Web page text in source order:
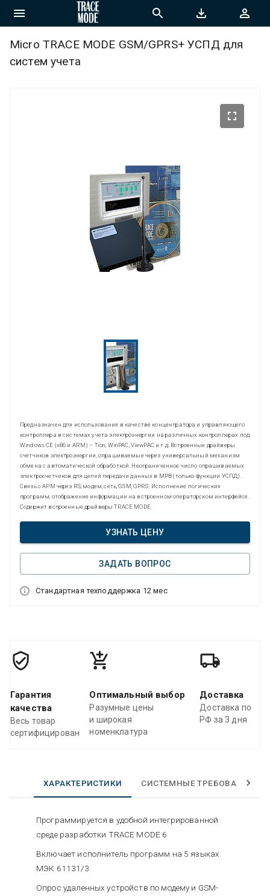
Micro TRACE MODE GSM/GPRS+ УСПД для
систем учета
Предназначен для использования в качестве концентратора и управляющего
контроллера в системах учета электроэнергии на различных контроллерах под
Windows CE (x86 и ARM) – Tion, WinPAC, ViewPAC и т.д. Встроенные драйверы
счетчиков электроэнергии, опрашиваемые через универсальный механизм
обмена с автоматической обработкой. Неограниченное число опрашиваемых
электросчетчиков для целей передачи данных в МРВ (только функции УСПД).
Связь с АРМ через RS, модем, сеть, GSM, GPRS. Исполнение логических
программ, отображение информации на встроенном операторском интерфейсе.
Содержит встроенные драйверы TRACE MODE.
УЗНАТЬ ЦЕНУ
ЗАДАТЬ ВОПРОС
Стандартная техподдержка 12 мес
Гарантия
качества
Весь товар
сертифицирован
Оптимальный выбор
Разумные цены
и широкая
номенклатура
Доставка
Доставка по
РФ за 3 дня
ХАРАКТЕРИСТИКИ СИСТЕМНЫЕ ТРЕБОВАНИЯ
Программируется в удобной интегрированной
среде разработки TRACE MODE 6
Включает исполнитель программ на 5 языках
МЭК 61131/3
Опрос удаленных устройств по модему и GSM-